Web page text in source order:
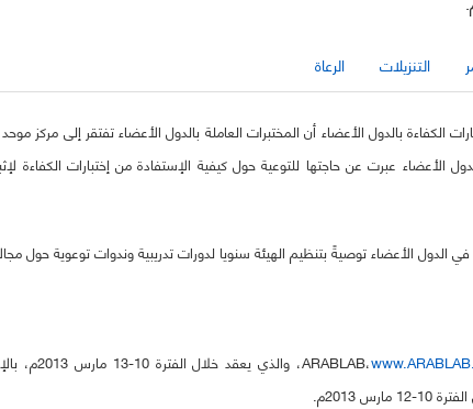
التنزيلات الرعاة
خلال عام 2011م حول واقع أنشطة إختبارات الكفاءة بالدول الأعضاء أن المختبرات العاملة بالدول
الأعضاء عبرت عن حاجتها للتوعية حول كيفية الإستفادة من إختبارات
الأعضاء توصيةً بتنظيم الهيئة سنويا لدورات تدريبية وندوات توعوية حول
، والذي